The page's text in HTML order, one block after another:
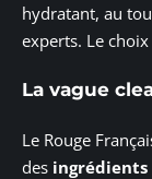
hydratant, au
experts. Le
La vague
Le Rouge
des